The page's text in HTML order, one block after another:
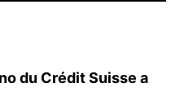
du Crédit Suisse a